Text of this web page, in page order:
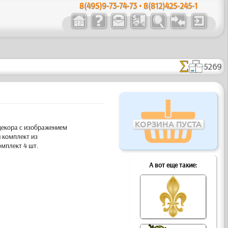
8(495)9-73-74-73 • 8(812)425-245-1
5269
КОРЗИНА ПУСТА
А вот еще такие:
с изображением
из
4 шт.